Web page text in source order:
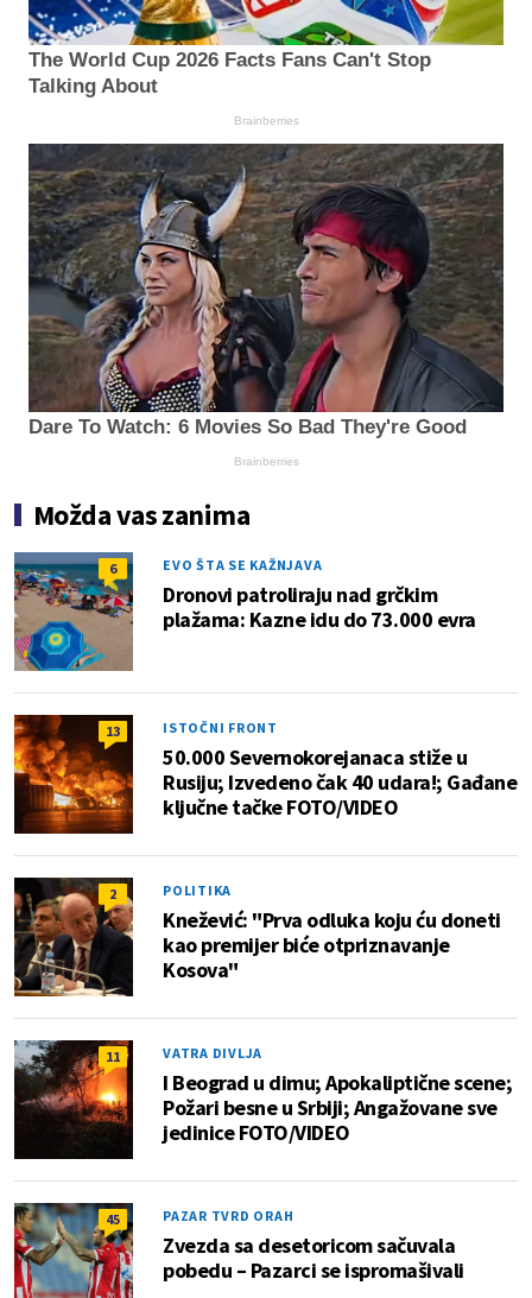
The World Cup 2026 Facts Fans Can't Stop
Talking About
Brainberries
Dare To Watch: 6 Movies So Bad They're Good
Brainberries
Možda vas zanima
6 EVO ŠTA SE KAŽNJAVA
Dronovi patroliraju nad grčkim
plažama: Kazne idu do 73.000 evra
13 ISTOČNI FRONT
50.000 Severnokorejanaca stiže u
Rusiju; Izvedeno čak 40 udara!; Gađane
ključne tačke FOTO/VIDEO
2 POLITIKA
Knežević: "Prva odluka koju ću doneti
kao premijer biće otpriznavanje
Kosova"
11 VATRA DIVLJA
I Beograd u dimu; Apokaliptične scene;
Požari besne u Srbiji; Angažovane sve
jedinice FOTO/VIDEO
45 PAZAR TVRD ORAH
Zvezda sa desetoricom sačuvala
pobedu – Pazarci se ispromašivali